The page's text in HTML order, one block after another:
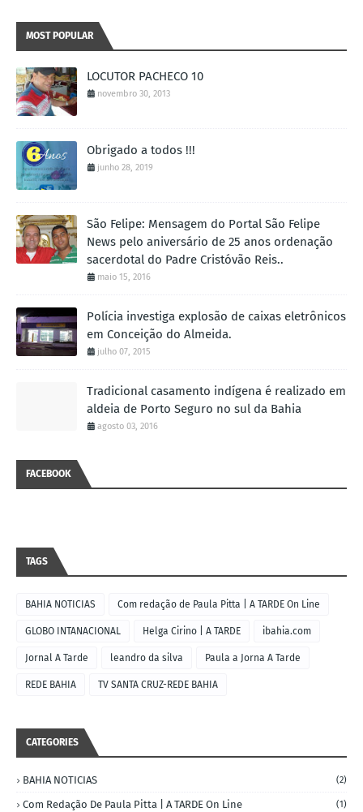
MOST POPULAR
LOCUTOR PACHECO 10
novembro 30, 2013
Obrigado a todos !!!
junho 28, 2019
São Felipe: Mensagem do Portal São Felipe
News pelo aniversário de 25 anos ordenação
sacerdotal do Padre Cristóvão Reis..
maio 15, 2016
Polícia investiga explosão de caixas eletrônicos
em Conceição do Almeida.
julho 07, 2015
Tradicional casamento indígena é realizado em
aldeia de Porto Seguro no sul da Bahia
agosto 03, 2016
FACEBOOK
TAGS
BAHIA NOTICIAS Com redação de Paula Pitta | A TARDE On Line
GLOBO INTANACIONAL Helga Cirino | A TARDE ibahia.com
Jornal A Tarde leandro da silva Paula a Jorna A Tarde
REDE BAHIA TV SANTA CRUZ-REDE BAHIA
CATEGORIES
BAHIA NOTICIAS (2)
Com Redação De Paula Pitta | A TARDE On Line (1)